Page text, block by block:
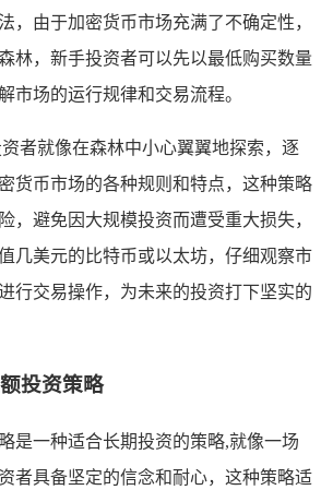
，由于加密货币市场充满了不确定性，
林，新手投资者可以先以最低购买数量
市场的运行规律和交易流程。
者就像在森林中小心翼翼地探索，逐
货币市场的各种规则和特点，这种策略
，避免因大规模投资而遭受重大损失，
几美元的比特币或以太坊，仔细观察市
行交易操作，为未来的投资打下坚实的
投资策略
是一种适合长期投资的策略,就像一场
者具备坚定的信念和耐心，这种策略适